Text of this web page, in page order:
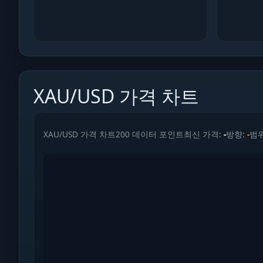
XAU/USD 가격 차트
XAU/USD 가격 차트200 데이터 포인트최신 가격: -방향: -범